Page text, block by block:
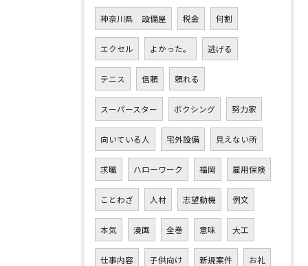
神奈川県 設備屋 税金 何割
エクセル よかった。 逃げる
テニス 信頼 頼れる
スーパースター ボクシング 努力家
向いている人 宅外設備 見えない所
求職 ハローワーク 福岡 雇用保険
ことわざ 人材 志望動機 例文
本気 漫画 全巻 意味 大工
仕事内容 子供向け 新規案件 お礼